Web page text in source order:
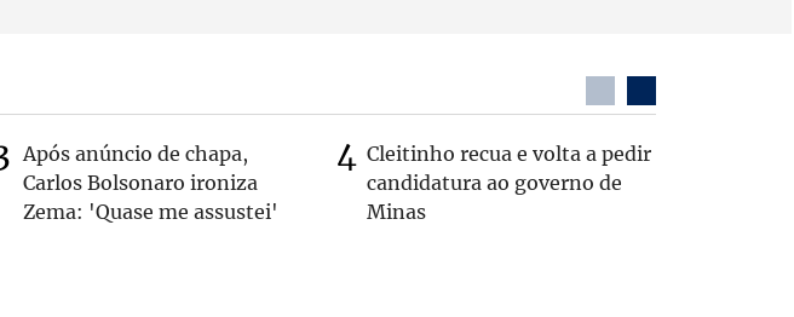
Após anúncio de chapa,
Carlos Bolsonaro ironiza
Zema: 'Quase me assustei'
Cleitinho recua e volta a pedir
candidatura ao governo de
Minas